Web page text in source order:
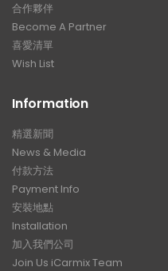
合作夥伴
Become A Partner
喜愛清單
Wish List
Information
精選新聞
News & Media
付款方法
Payment Info
安裝地點
Installation
加入我們公司
Join Us iCarmix Team